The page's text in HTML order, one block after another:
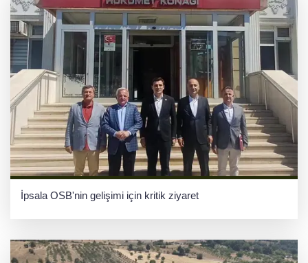
İpsala OSB'nin gelişimi için kritik ziyaret